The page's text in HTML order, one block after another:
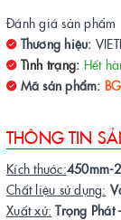
Đánh giá sản phẩm
Thương hiệu:
Tình trạng: Hết
Mã sản phẩm:
THÔNG TIN
Kích thước:450mm-
Chất liệu sử dụng:
Xuất xứ: Trọng Phát